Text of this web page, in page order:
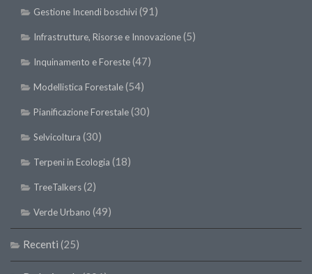
X Congresso (Firenze 2015)
IV Congresso (Potenza 2003)
III Congresso (Viterbo 2001)
II Congresso (Bologna 1999)
I Congresso (Padova 1997)
Redazione
Pagina Principale
Gestione Incendi boschivi(91)
Infrastrutture, Risorse e Innovazione(5)
Inquinamento e Foreste(47)
Modellistica Forestale(54)
Pianificazione Forestale(30)
Selvicoltura (30)
Terpeni in Ecologia (18)
TreeTalkers(2)
Verde Urbano (49)
Recenti (25)